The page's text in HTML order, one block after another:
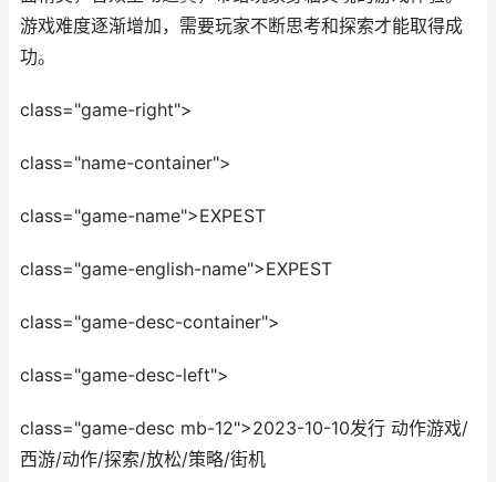
游戏难度逐渐增加，需要玩家不断思考和探索才能取得成
功。
class="game-right">
class="name-container">
class="game-name">EXPEST
class="game-english-name">EXPEST
class="game-desc-container">
class="game-desc-left">
class="game-desc mb-12">2023-10-10发行 动作游戏/
西游/动作/探索/放松/策略/街机